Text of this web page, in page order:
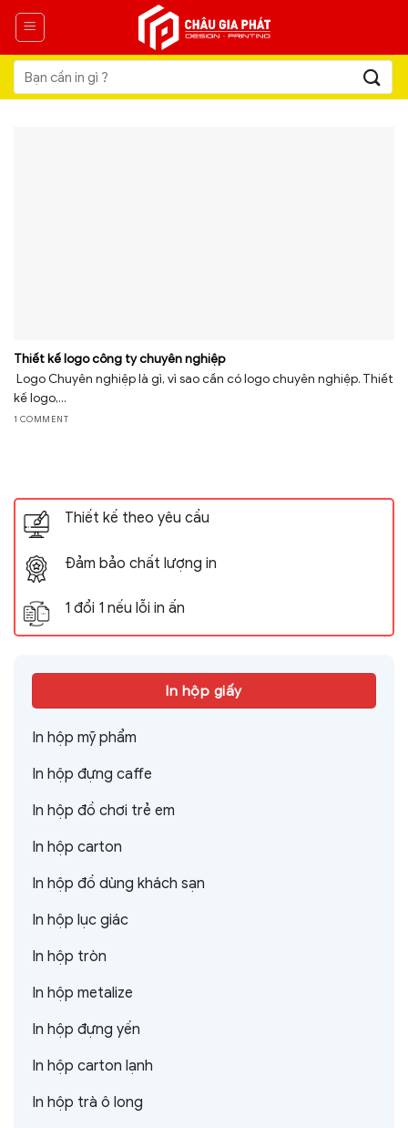
Skip
content
Tìm
kiếm:
Thiết kế logo công ty chuyên nghiệp
Logo Chuyên nghiệp là gì, vì sao cần có logo chuyên nghiệp. Thiết
kế logo,...
1 COMMENT
Thiết kế theo yêu cầu
Đảm bảo chất lượng in
1 đổi 1 nếu lỗi in ấn
In hộp giấy
In hộp mỹ phẩm
In hộp đựng caffe
In hộp đồ chơi trẻ em
In hộp carton
In hộp đồ dùng khách sạn
In hộp lục giác
In hộp tròn
In hộp metalize
In hộp đựng yến
In hộp carton lạnh
In hộp trà ô long